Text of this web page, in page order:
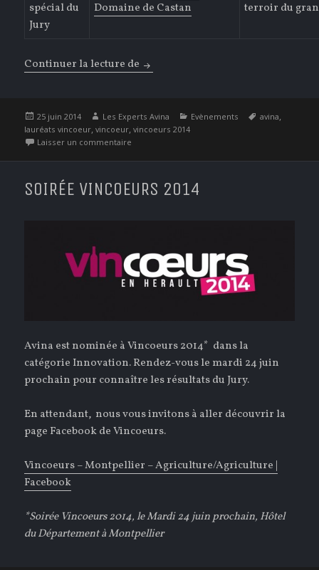
spécial du
Jury
Domaine de Castan
terroir du
Continuer la lecture de Vincoeurs 2014 – Lauréats
Publié
le
25 juin 2014 Auteur
Les Experts Avina Catégories
Evènements Étiquettes
avina,
lauréats vincoeur,vincoeur,vincoeurs 2014
Laisser un commentaire
SOIRÉE VINCOEURS 2014
Avina est nominée à Vincoeurs 2014* dans la
catégorie Innovation. Rendez-vous le mardi 24 juin
prochain pour connaître les résultats du Jury.
En attendant, nous vous invitons à aller découvrir la
page Facebook de Vincoeurs.
Vincoeurs – Montpellier – Agriculture/Agriculture |
Facebook
*Soirée Vincoeurs 2014, le Mardi 24 juin prochain, Hôtel
du Département à Montpellier